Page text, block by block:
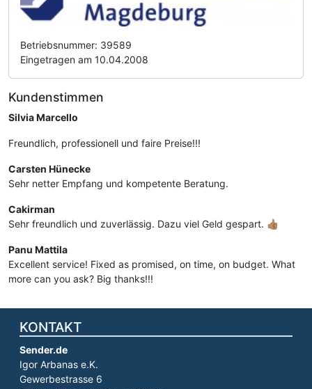
Betriebsnummer: 39589
Eingetragen am 10.04.2008
Kundenstimmen
Silvia Marcello
Freundlich, professionell und faire Preise!!!
Carsten Hünecke
Sehr netter Empfang und kompetente Beratung.
Cakirman
Sehr freundlich und zuverlässig. Dazu viel Geld gespart. 👍🏽
Panu Mattila
Excellent service! Fixed as promised, on time, on budget. What
more can you ask? Big thanks!!!
KONTAKT
Sender.de
Igor Arbanas e.K.
Gewerbestrasse 6